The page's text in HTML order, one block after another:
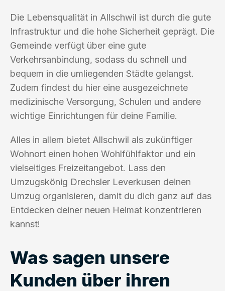
Die Lebensqualität in Allschwil ist durch die gute
Infrastruktur und die hohe Sicherheit geprägt. Die
Gemeinde verfügt über eine gute
Verkehrsanbindung, sodass du schnell und
bequem in die umliegenden Städte gelangst.
Zudem findest du hier eine ausgezeichnete
medizinische Versorgung, Schulen und andere
wichtige Einrichtungen für deine Familie.
Alles in allem bietet Allschwil als zukünftiger
Wohnort einen hohen Wohlfühlfaktor und ein
vielseitiges Freizeitangebot. Lass den
Umzugskönig Drechsler Leverkusen deinen
Umzug organisieren, damit du dich ganz auf das
Entdecken deiner neuen Heimat konzentrieren
kannst!
Was sagen unsere
Kunden über ihren